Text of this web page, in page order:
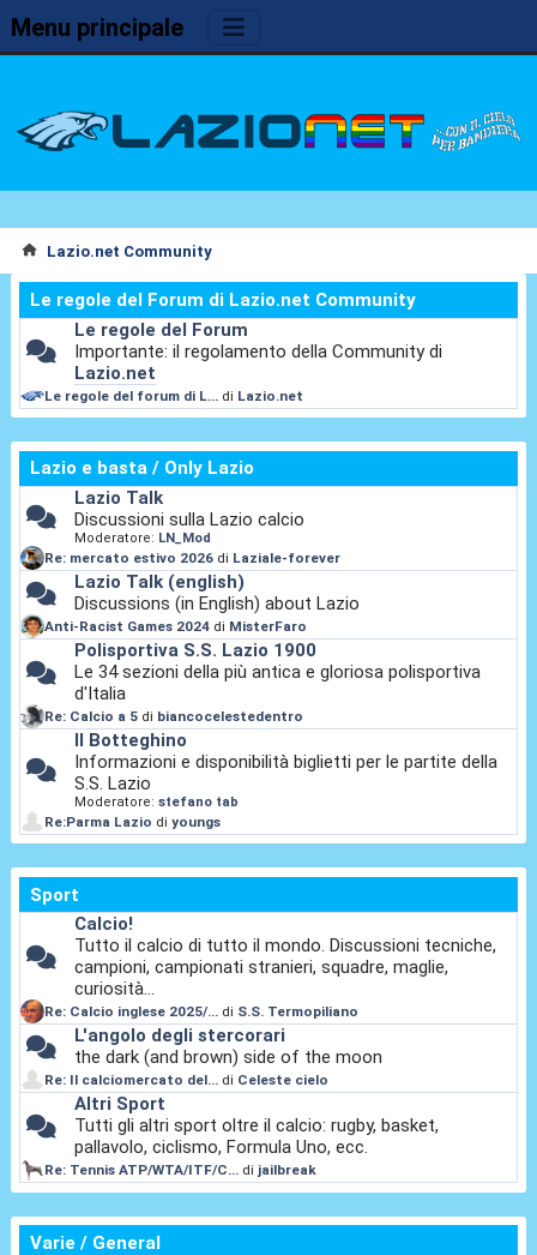
Menu principale
Lazio.net Community
Le regole del Forum di Lazio.net Community
Le regole del Forum
Importante: il regolamento della Community di
Lazio.net
Le regole del forum di L... di Lazio.net
Lazio e basta / Only Lazio
Lazio Talk
Discussioni sulla Lazio calcio
Moderatore: LN_Mod
Re: mercato estivo 2026 di Laziale-forever
Lazio Talk (english)
Discussions (in English) about Lazio
Anti-Racist Games 2024 di MisterFaro
Polisportiva S.S. Lazio 1900
Le 34 sezioni della più antica e gloriosa polisportiva
d'Italia
Re: Calcio a 5 di biancocelestedentro
Il Botteghino
Informazioni e disponibilità biglietti per le partite della
S.S. Lazio
Moderatore:stefano tab
Re:Parma Lazio diyoungs
Sport
Calcio!
Tutto il calcio di tutto il mondo. Discussioni tecniche,
campioni, campionati stranieri, squadre, maglie,
curiosità...
Re: Calcio inglese 2025/... di S.S. Termopiliano
L'angolo degli stercorari
the dark (and brown) side of the moon
Re: Il calciomercato del... di Celeste cielo
Altri Sport
Tutti gli altri sport oltre il calcio: rugby, basket,
pallavolo, ciclismo, Formula Uno, ecc.
Re: Tennis ATP/WTA/ITF/C... di jailbreak
Varie / General